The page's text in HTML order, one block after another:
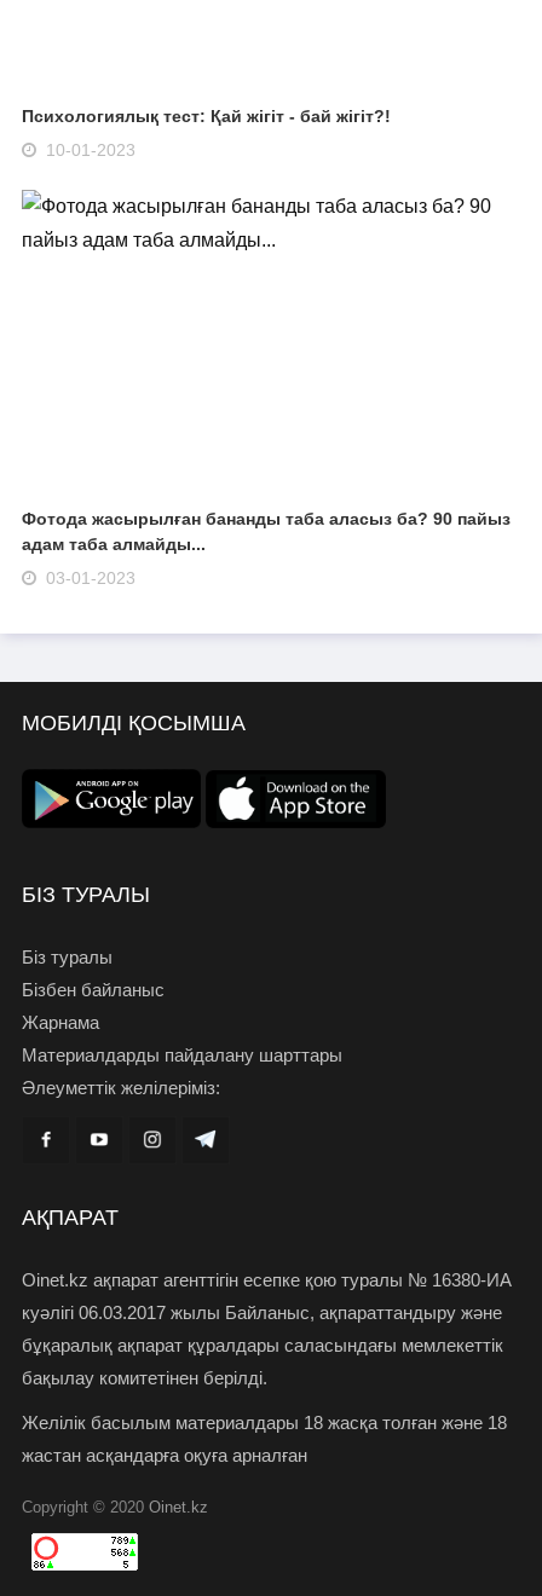
Психологиялық тест: Қай жігіт - бай жігіт?!
10-01-2023
Фотода жасырылған бананды таба аласыз ба? 90 пайыз
адам таба алмайды...
03-01-2023
МОБИЛДІ ҚОСЫМША
БІЗ ТУРАЛЫ
Біз туралы
Бізбен байланыс
Жарнама
Материалдарды пайдалану шарттары
Әлеуметтік желілеріміз:
АҚПАРАТ
Oinet.kz ақпарат агенттігін есепке қою туралы № 16380-ИА
куәлігі 06.03.2017 жылы Байланыс, ақпараттандыру және
бұқаралық ақпарат құралдары саласындағы мемлекеттік
бақылау комитетінен берілді.
Желілік басылым материалдары 18 жасқа толған және 18
жастан асқандарға оқуға арналған
Copyright © 2020 Oinet.kz